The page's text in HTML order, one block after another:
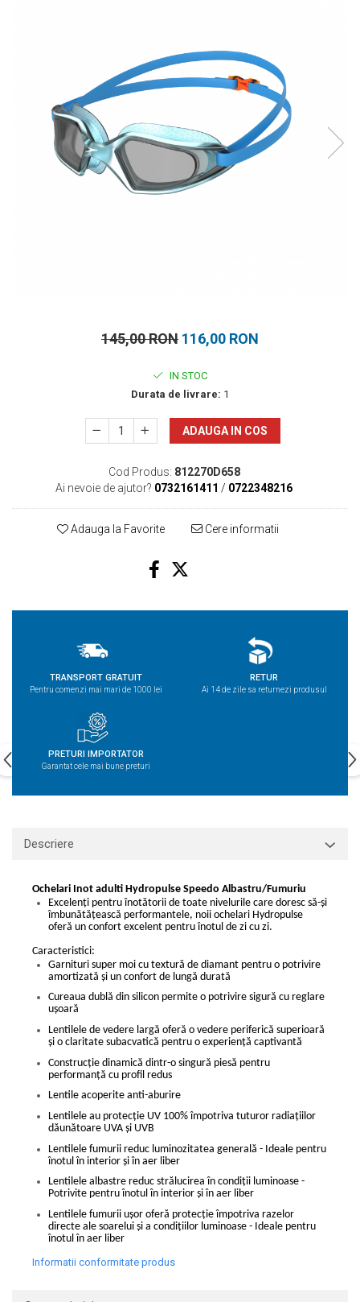
Tricouri, pantaloni, bluze
Costume profesionale inot
145,00 RON 116,00 RON
IN STOC
Durata de livrare: 1
ADAUGA IN COS
Cod Produs: 812270D658
Ai nevoie de ajutor? 0732161411 / 0722348216
Adauga la Favorite Cere informatii
TRANSPORT GRATUIT
Pentru comenzi mai mari de 1000 lei
RETUR
Ai 14 de zile sa returnezi produsul
PRETURI IMPORTATOR
Garantat cele mai bune preturi
Descriere
Ochelari Inot adulti Hydropulse Speedo Albastru/Fumuriu
Excelenți pentru înotătorii de toate nivelurile care doresc să-și
îmbunătățească performantele, noii ochelari Hydropulse
oferă un confort excelent pentru înotul de zi cu zi.
Caracteristici:
Garnituri super moi cu textură de diamant pentru o potrivire
amortizată și un confort de lungă durată
Cureaua dublă din silicon permite o potrivire sigură cu reglare
ușoară
Lentilele de vedere largă oferă o vedere periferică superioară
și o claritate subacvatică pentru o experiență captivantă
Construcție dinamică dintr-o singură piesă pentru
performanță cu profil redus
Lentile acoperite anti-aburire
Lentilele au protecție UV 100% împotriva tuturor radiațiilor
dăunătoare UVA și UVB
Lentilele fumurii reduc luminozitatea generală - Ideale pentru
înotul în interior și în aer liber
Lentilele albastre reduc strălucirea în condiții luminoase -
Potrivite pentru înotul în interior și în aer liber
Lentilele fumurii ușor oferă protecție împotriva razelor
directe ale soarelui și a condițiilor luminoase - Ideale pentru
înotul în aer liber
Informatii conformitate produs